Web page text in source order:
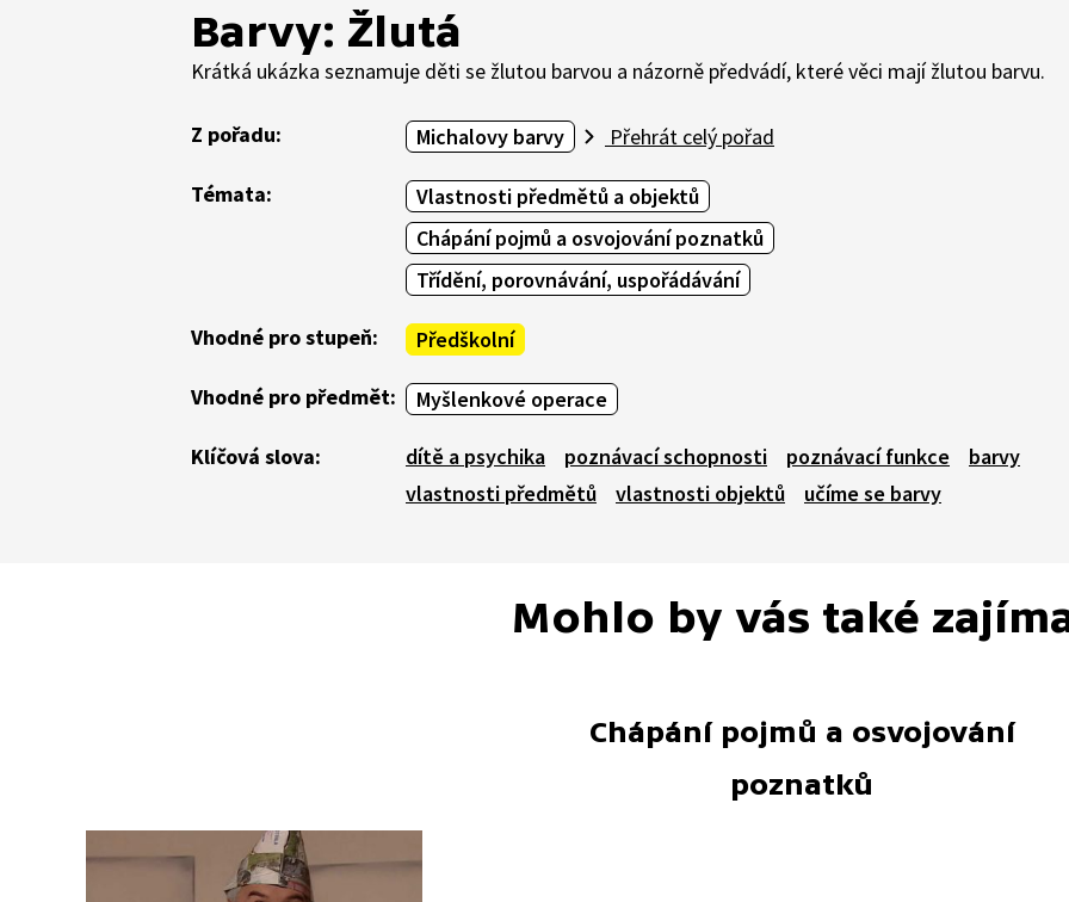
Barvy: Žlutá
Krátká ukázka seznamuje děti se žlutou barvou a názorně předvádí, které věci mají žlutou barvu.
Z pořadu: Michalovy barvy Přehrát celý pořad
Témata:
Vlastnosti předmětů a objektů
Chápání pojmů a osvojování poznatků
Třídění, porovnávání, uspořádávání
Vhodné pro stupeň: Předškolní
Vhodné pro předmět: Myšlenkové operace
Klíčová slova: dítě a psychika poznávací schopnosti poznávací funkce
barvy
vlastnosti předmětů
vlastnosti objektů učíme se barvy
Mohlo by vás také
Chápání pojmů a osvojování
poznatků